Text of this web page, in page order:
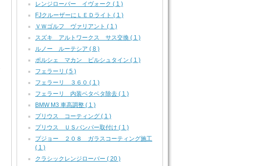
レンジローバー イヴォーク ( 1 )
FJクルーザーにＬＥＤライト ( 1 )
ＶＷゴルフ ヴァリアント ( 1 )
スズキ アルトワークス サス交換 ( 1 )
ルノー ルーテシア ( 8 )
ポルシェ マカン ビルシュタイン ( 1 )
フェラーリ ( 5 )
フェラーリ ３６０ ( 1 )
フェラーリ 内装ベタベタ除去 ( 1 )
BMW M3 車高調整 ( 1 )
プリウス コーティング ( 1 )
プリウス ＵＳバンパー取付け ( 1 )
プジョー ２０８ ガラスコーティング施工
( 1 )
クラシックレンジローバー ( 20 )